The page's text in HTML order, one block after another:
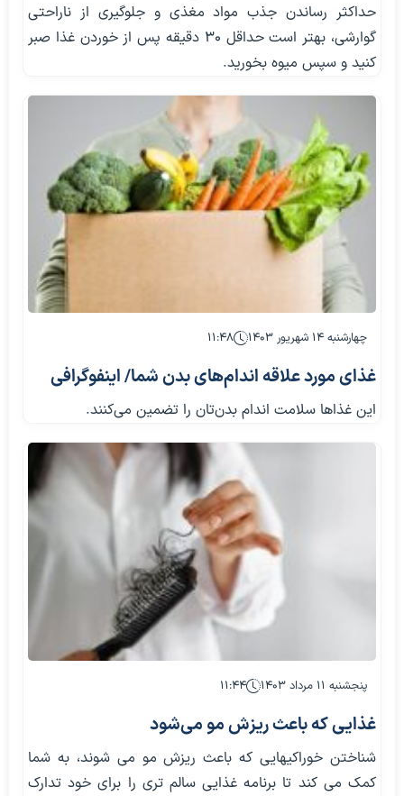
حداکثر رساندن جذب مواد مغذی و جلوگیری از ناراحتی
گوارشی، بهتر است حداقل ۳۰ دقیقه پس از خوردن غذا صبر
کنید و سپس میوه بخورید.
چهارشنبه ۱۴ شهریور ۱۴۰۳ ۱۱:۴۸
غذای مورد علاقه اندام‌های بدن شما/ اینفوگرافی
این غذاها سلامت اندام بدن‌تان را تضمین می‌کنند.
پنجشنبه ۱۱ مرداد ۱۴۰۳ ۱۱:۴۴
غذایی که باعث ریزش مو می‌شود
شناختن خوراکیهایی که باعث ریزش مو می شوند، به شما
کمک می کند تا برنامه غذایی سالم تری را برای خود تدارک